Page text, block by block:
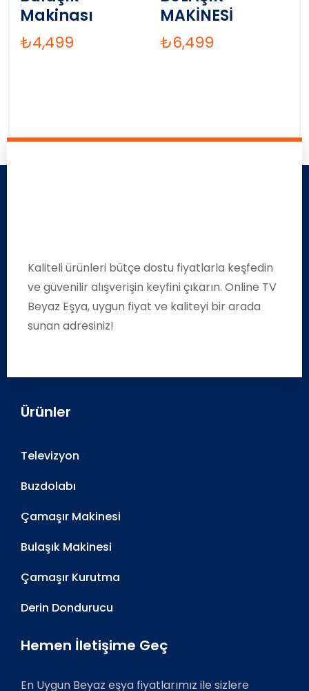
Makinası
₺4,499
MAKİNESİ
₺6,499
Kaliteli ürünleri bütçe dostu fiyatlarla keşfedin
ve güvenilir alışverişin keyfini çıkarın. Online TV
Beyaz Eşya, uygun fiyat ve kaliteyi bir arada
sunan adresiniz!
Ürünler
Televizyon
Buzdolabı
Çamaşır Makinesi
Bulaşık Makinesi
Çamaşır Kurutma
Derin Dondurucu
Hemen İletişime Geç
En Uygun Beyaz eşya fiyatlarımız ile sizlere